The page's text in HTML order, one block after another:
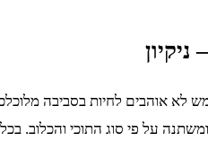
לא אוהבים לחיות בסביבה
ומשתנה על פי סוג התוכי